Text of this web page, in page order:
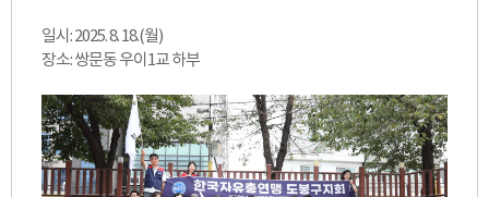
일시: 2025. 8. 18.(월)
장소: 쌍문동 우이1교 하부